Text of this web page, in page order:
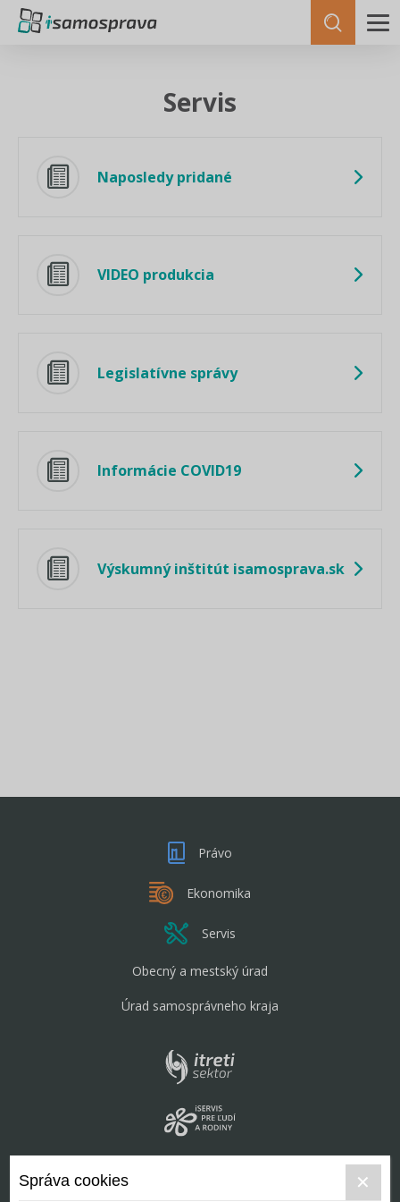
Servis
Naposledy pridané
VIDEO produkcia
Legislatívne správy
Informácie COVID19
Výskumný inštitút isamosprava.sk
Právo
Ekonomika
Servis
Obecný a mestský úrad
Úrad samosprávneho kraja
Správa cookies